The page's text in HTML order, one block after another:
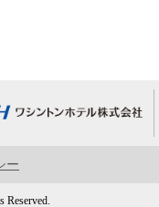
ー
Reserved.